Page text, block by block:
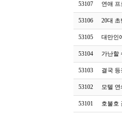
53107 연애
53106 20대
53105 대만인
53104 가난할
53103 결국
53102 모텔
53101 호불호